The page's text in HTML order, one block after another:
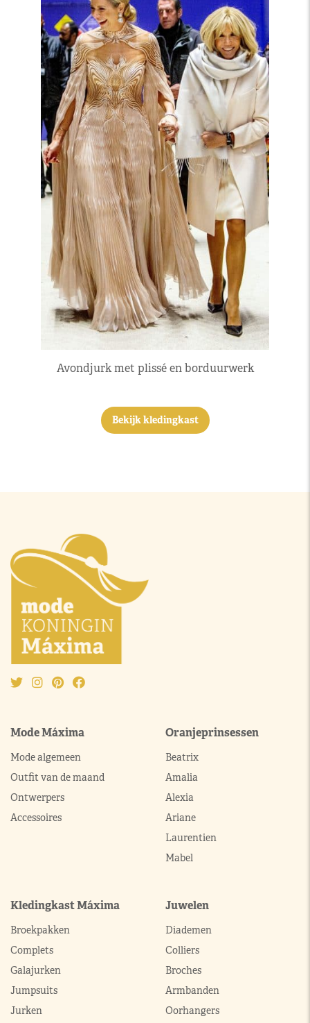
Avondjurk met plissé en borduurwerk
Bekijk kledingkast
Mode Máxima
Mode algemeen
Outfit van de maand
Ontwerpers
Accessoires
Oranjeprinsessen
Beatrix
Amalia
Alexia
Ariane
Laurentien
Mabel
Kledingkast Máxima
Broekpakken
Complets
Galajurken
Jumpsuits
Jurken
Juwelen
Diademen
Colliers
Broches
Armbanden
Oorhangers